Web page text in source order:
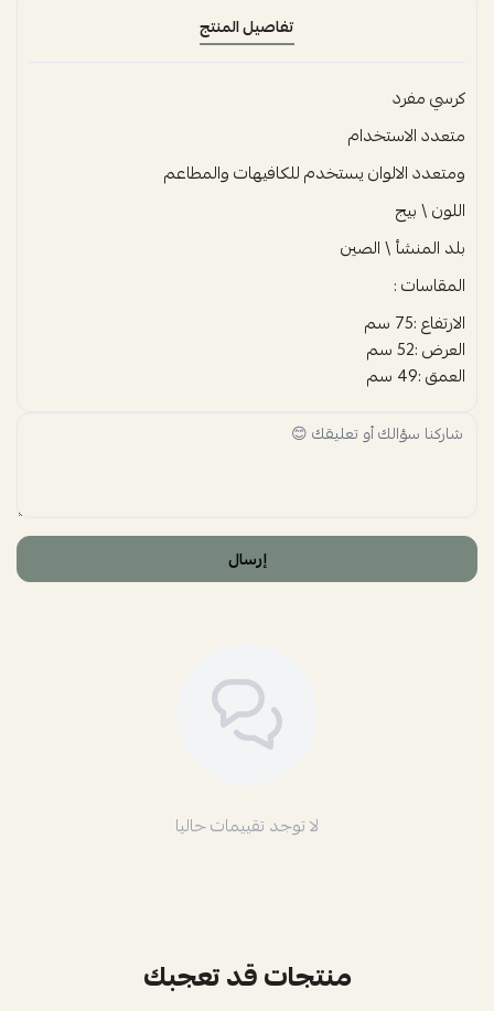
تفاصيل المنتج
كرسي مفرد
متعدد الاستخدام
ومتعدد الالوان يستخدم للكافيهات والمطاعم
اللون \ بيج
بلد المنشأ \ الصين
المقاسات :
الارتفاع :75 سم
العرض :52 سم
العمق :49 سم
إرسال
لا توجد تقييمات حاليا
منتجات قد تعجبك